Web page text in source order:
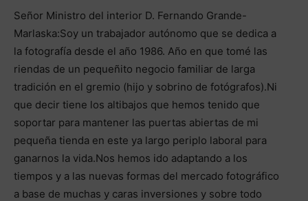
Señor Ministro del interior D. Fernando Grande-
Marlaska:Soy un trabajador autónomo que se dedica a
la fotografía desde el año 1986. Año en que tomé las
riendas de un pequeñito negocio familiar de larga
tradición en el gremio (hijo y sobrino de fotógrafos).Ni
que decir tiene los altibajos que hemos tenido que
soportar para mantener las puertas abiertas de mi
pequeña tienda en este ya largo periplo laboral para
ganarnos la vida.Nos hemos ido adaptando a los
tiempos y a las nuevas formas del mercado fotográfico
a base de muchas y caras inversiones y sobre todo